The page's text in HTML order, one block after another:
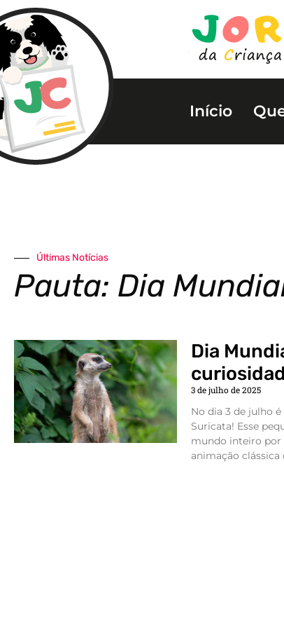
Início
Últimas Notícias
Pauta: Dia
Dia
3 de julho de 2025
No dia 3 de julho
Suricata! Esse
mundo inteiro por
animação clássica